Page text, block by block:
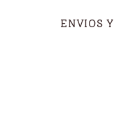
ENVIOS Y